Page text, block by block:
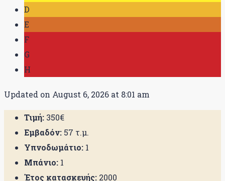
D
E
F
G
H
Updated on August 6, 2026 at 8:01 am
Τιμή: 350€
Εμβαδόν: 57 τ.μ.
Υπνοδωμάτιο: 1
Μπάνιο: 1
Έτος κατασκευής: 2000